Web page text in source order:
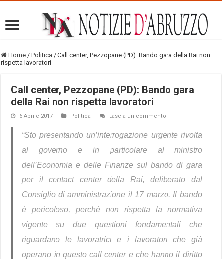
Home / Politica / Call center, Pezzopane (PD): Bando gara della Rai non
rispetta lavoratori
Call center, Pezzopane (PD): Bando gara
della Rai non rispetta lavoratori
6 Aprile 2017 Politica Lascia un commento
“Sto presentando un’interrogazione urgente rivolta
al governo e in particolare al ministro
dell’Economia e delle Finanze sul bando di gara
per il contact center della Rai, deliberato dal
Consiglio di amministrazione il 17 marzo. Il bando
è pericoloso, perché non rispetta la normativa
vigente su due questioni fondamentali che
riguardano le lavoratrici e i lavoratori che già
operano in questo call center e che hanno il diritto